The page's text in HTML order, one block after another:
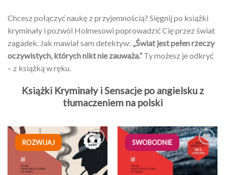
Chcesz połączyć naukę z przyjemnością? Sięgnij po książki
kryminały i pozwól Holmesowi poprowadzić Cię przez świat
zagadek. Jak mawiał sam detektyw: „Świat jest pełen rzeczy
oczywistych, których nikt nie zauważa.” Ty możesz je odkryć
– z książką w ręku.
Książki Kryminały i Sensacje po angielsku z
tłumaczeniem na polski
ROZWIJAJ
Dodaj
SWOBODNIE